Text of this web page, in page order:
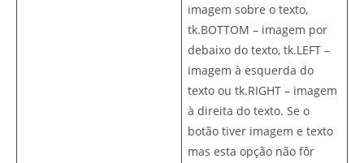
imagem sobre o texto,
tk.BOTTOM – imagem por
debaixo do texto, tk.LEFT –
imagem à esquerda do
texto ou tk.RIGHT – imagem
à direita do texto. Se o
botão tiver imagem e texto
mas esta opção não fôr